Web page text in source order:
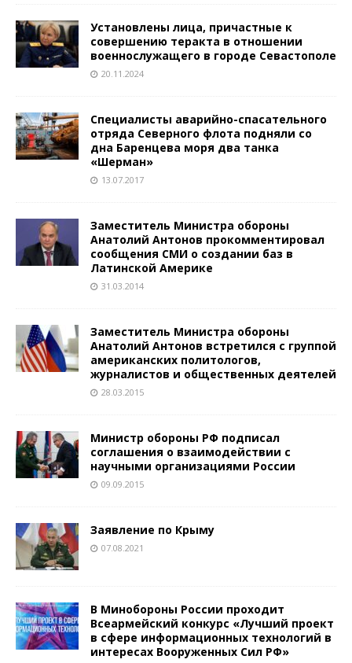
Установлены лица, причастные к
совершению теракта в отношении
военнослужащего в городе Севастополе
20.11.2024
Специалисты аварийно-спасательного
отряда Северного флота подняли со
дна Баренцева моря два танка
«Шерман»
13.07.2017
Заместитель Министра обороны
Анатолий Антонов прокомментировал
сообщения СМИ о создании баз в
Латинской Америке
31.03.2014
Заместитель Министра обороны
Анатолий Антонов встретился с группой
американских политологов,
журналистов и общественных деятелей
28.03.2015
Министр обороны РФ подписал
соглашения о взаимодействии с
научными организациями России
09.09.2015
Заявление по Крыму
07.08.2021
В Минобороны России проходит
Всеармейский конкурс «Лучший проект
в сфере информационных технологий в
интересах Вооруженных Сил РФ»